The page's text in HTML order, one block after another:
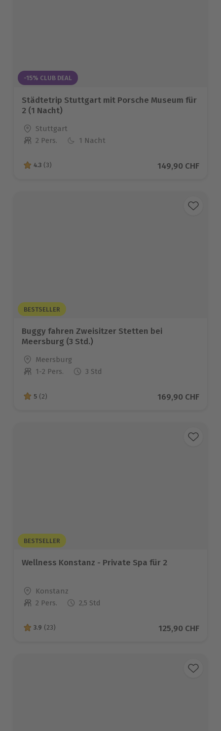
-15% CLUB DEAL
Städtetrip Stuttgart mit Porsche Museum für
2 (1 Nacht)
Standort
Stuttgart
Anzahl der Teilnehmer
2 Pers. 1 Nacht
4.3 von 5 Sternen basierend auf 3 Bewertungen
4.3 (3) Aktueller Preis
149,90 CHF
BESTSELLER
Buggy fahren Zweisitzer Stetten bei
Meersburg (3 Std.)
Standort
Meersburg
Anzahl der Teilnehmer
1-2 Pers. 3 Std
5 von 5 Sternen basierend auf 2 Bewertungen
5 (2) Aktueller Preis
169,90 CHF
BESTSELLER
Wellness Konstanz - Private Spa für 2
Standort
Konstanz
Anzahl der Teilnehmer
2 Pers. 2,5 Std
3.9 von 5 Sternen basierend auf 23 Bewertungen
3.9 (23) Aktueller Preis
125,90 CHF